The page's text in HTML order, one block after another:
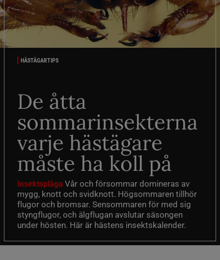
HÄSTÄGARTIPS
De åtta
sommarinsekterna
varje hästägare
måste ha koll på
Insektsplåga Vår och försommar domineras av
mygg, knott och svidknott. Högsommaren tillhör
flugor och bromsar. Sensommaren för med sig
styngflugor, och älgflugan avslutar säsongen
under hösten. Här är hästens insektskalender.